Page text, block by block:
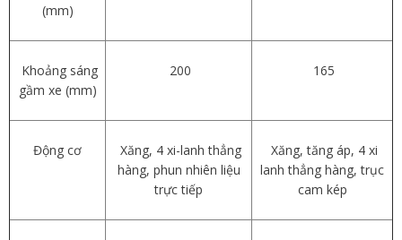
(mm)
Khoảng sáng
gầm xe (mm)
200 165
Động cơ
Xăng, 4 xi-lanh thẳng
hàng, phun nhiên liệu
trực tiếp
Xăng, tăng áp, 4 xi
lanh thẳng hàng, trục
cam kép